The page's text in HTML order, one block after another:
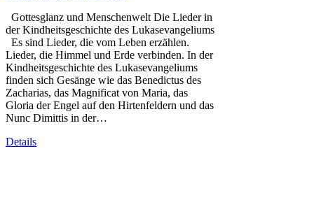
Gottesglanz und Menschenwelt Die Lieder in
der Kindheitsgeschichte des Lukasevangeliums
Es sind Lieder, die vom Leben erzählen.
Lieder, die Himmel und Erde verbinden. In der
Kindheitsgeschichte des Lukasevangeliums
finden sich Gesänge wie das Benedictus des
Zacharias, das Magnificat von Maria, das
Gloria der Engel auf den Hirtenfeldern und das
Nunc Dimittis in der…
Details